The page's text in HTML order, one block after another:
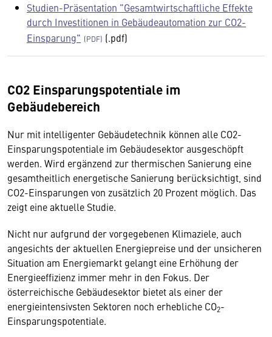
Studien-Präsentation "Gesamtwirtschaftliche Effekte
durch Investitionen in Gebäudeautomation zur CO2-
Einsparung"
(.pdf)
CO2 Einsparungspotentiale im
Gebäudebereich
Nur mit intelligenter Gebäudetechnik können alle CO2-
Einsparungspotentiale im Gebäudesektor ausgeschöpft
werden. Wird ergänzend zur thermischen Sanierung eine
gesamtheitlich energetische Sanierung berücksichtigt, sind
CO2-Einsparungen von zusätzlich 20 Prozent möglich. Das
zeigt eine aktuelle Studie.
Nicht nur aufgrund der vorgegebenen Klimaziele, auch
angesichts der aktuellen Energiepreise und der unsicheren
Situation am Energiemarkt gelangt eine Erhöhung der
Energieeffizienz immer mehr in den Fokus. Der
österreichische Gebäudesektor bietet als einer der
energieintensivsten Sektoren noch erhebliche CO2-
Einsparungspotentiale.